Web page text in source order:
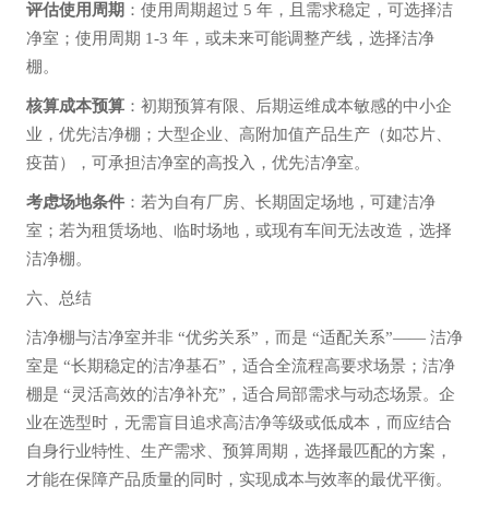
评估使用周期 ：使用周期超过 5 年，且需求稳定，可选择洁
净室；使用周期 1-3 年，或未来可能调整产线，选择洁净
棚。
核算成本预算：初期预算有限、后期运维成本敏感的中小企
业，优先洁净棚；大型企业、高附加值产品生产（如芯片、
疫苗），可承担洁净室的高投入，优先洁净室。
考虑场地条件：若为自有厂房、长期固定场地，可建洁净
室；若为租赁场地、临时场地，或现有车间无法改造，选择
洁净棚。
六、总结
洁净棚与洁净室并非 “优劣关系”，而是 “适配关系”—— 洁净
室是 “长期稳定的洁净基石”，适合全流程高要求场景；洁净
棚是 “灵活高效的洁净补充”，适合局部需求与动态场景。企
业在选型时，无需盲目追求高洁净等级或低成本，而应结合
自身行业特性、生产需求、预算周期，选择最匹配的方案，
才能在保障产品质量的同时，实现成本与效率的最优平衡。